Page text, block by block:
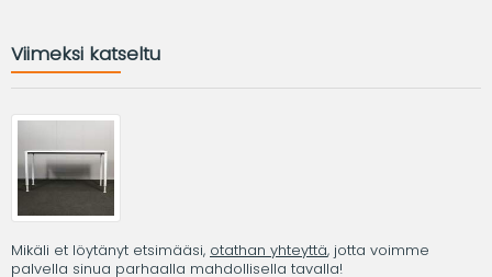
Viimeksi katseltu
Mikäli et löytänyt etsimääsi, otathan yhteyttä, jotta voimme
palvella sinua parhaalla mahdollisella tavalla!